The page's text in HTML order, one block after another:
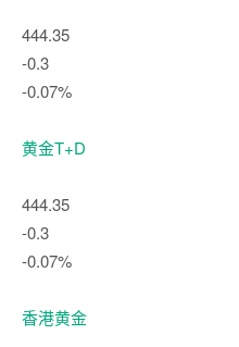
444.35
-0.3
-0.07%
黄金T+D
444.35
-0.3
-0.07%
香港黄金